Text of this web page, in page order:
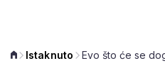
Istaknuto